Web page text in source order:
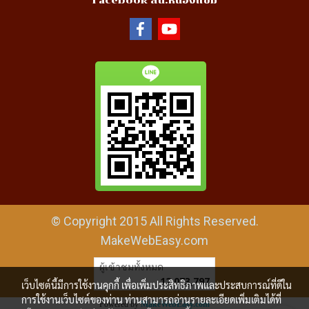
© Copyright 2015 All Rights Reserved.
MakeWebEasy.com
ผู้เข้าชมทั้งหมด
12,073,797
Powered byMakeWebEasy.com
เว็บไซต์นี้มีการใช้งานคุกกี้ เพื่อเพิ่มประสิทธิภาพและประสบการณ์ที่ดีใน
การใช้งานเว็บไซต์ของท่าน ท่านสามารถอ่านรายละเอียดเพิ่มเติมได้ที่